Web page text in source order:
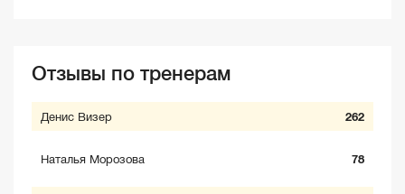
Отзывы по тренерам
Денис Визер 262
Наталья Морозова 78